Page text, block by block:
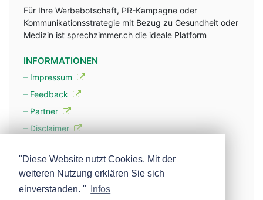
Für Ihre Werbebotschaft, PR-Kampagne oder
Kommunikationsstrategie mit Bezug zu Gesundheit oder
Medizin ist sprechzimmer.ch die ideale Platform
INFORMATIONEN
– Impressum
– Feedback
– Partner
– Disclaimer
– Werbung
– Mehr über unsere Experten
"Diese Website nutzt Cookies. Mit der
weiteren Nutzung erklären Sie sich
einverstanden. "
Infos